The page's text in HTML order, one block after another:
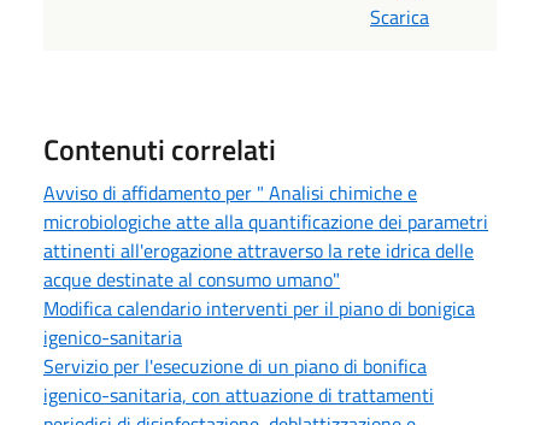
Scarica
Contenuti correlati
Avviso di affidamento per " Analisi chimiche e
microbiologiche atte alla quantificazione dei parametri
attinenti all'erogazione attraverso la rete idrica delle
acque destinate al consumo umano"
Modifica calendario interventi per il piano di bonigica
igenico-sanitaria
Servizio per l'esecuzione di un piano di bonifica
igenico-sanitaria, con attuazione di trattamenti